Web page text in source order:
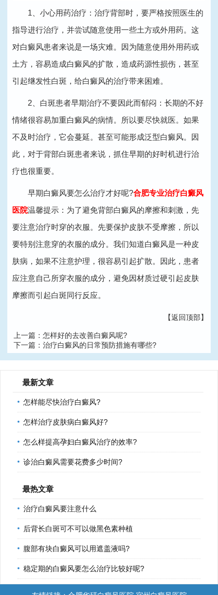
1、小心用药治疗：治疗背部时，要严格按照医生的
指导进行治疗，并尝试随意使用一些土方或外用药。这
对白癜风患者来说是一场灾难。因为随意使用外用药或
土方，容易造成白癜风的扩散，造成药源性损伤，甚至
引起继发性白斑，给白癜风的治疗带来困难。
2、白斑患者早期治疗不要因此而郁闷：长期的不好
情绪很容易加重白癜风的病情。所以要尽快就医。如果
不及时治疗，它会蔓延。甚至可能形成泛型白癜风。因
此，对于背部白斑患者来说，抓住早期的好时机进行治
疗也很重要。
早期白癜风要怎么治疗才好呢?合肥专业治疗白癜风
医院温馨提示：为了避免背部白癜风的摩擦和刺激，先
要注意治疗时穿的衣服。先要保护皮肤不受摩擦，所以
要特别注意穿的衣服的成分。我们知道白癜风是一种皮
肤病，如果不注意护理，很容易引起扩散。因此，患者
应注意自己所穿衣服的成分，避免因材质过硬引起皮肤
摩擦而引起白斑同行反应。
【返回顶部】
上一篇： 怎样好的去改善白癜风呢?
下一篇： 治疗白癜风的日常预防措施有哪些?
最新文章
怎样能尽快治疗白癜风?
怎样治疗皮肤病白癜风好?
怎么样提高孕妇白癜风治疗的效率?
诊治白癜风需要花费多少时间?
最热文章
治疗白癜风要注意什么
后背长白斑可不可以做黑色素种植
腹部有块白癜风可以用遮盖液吗?
稳定期的白癜风要怎么治疗比较好呢?